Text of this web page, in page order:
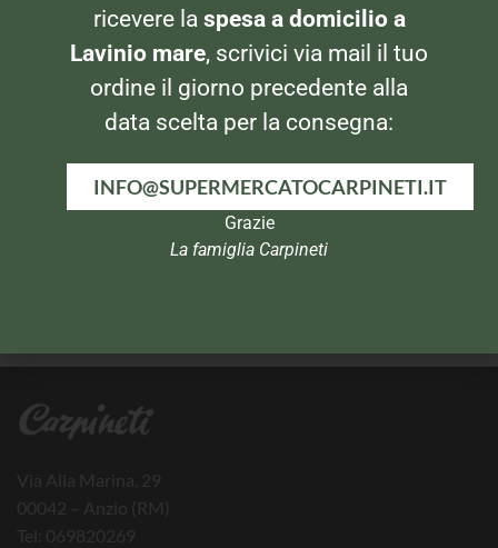
Via Alla Marina, 29
00042 – Anzio (RM)
Tel: 069820269
ricevere la spesa a domicilio a
Lavinio mare, scrivici via mail il tuo
ordine il giorno precedente alla
data scelta per la consegna:
INFO@SUPERMERCATOCARPINETI.IT
Grazie
La famiglia Carpineti